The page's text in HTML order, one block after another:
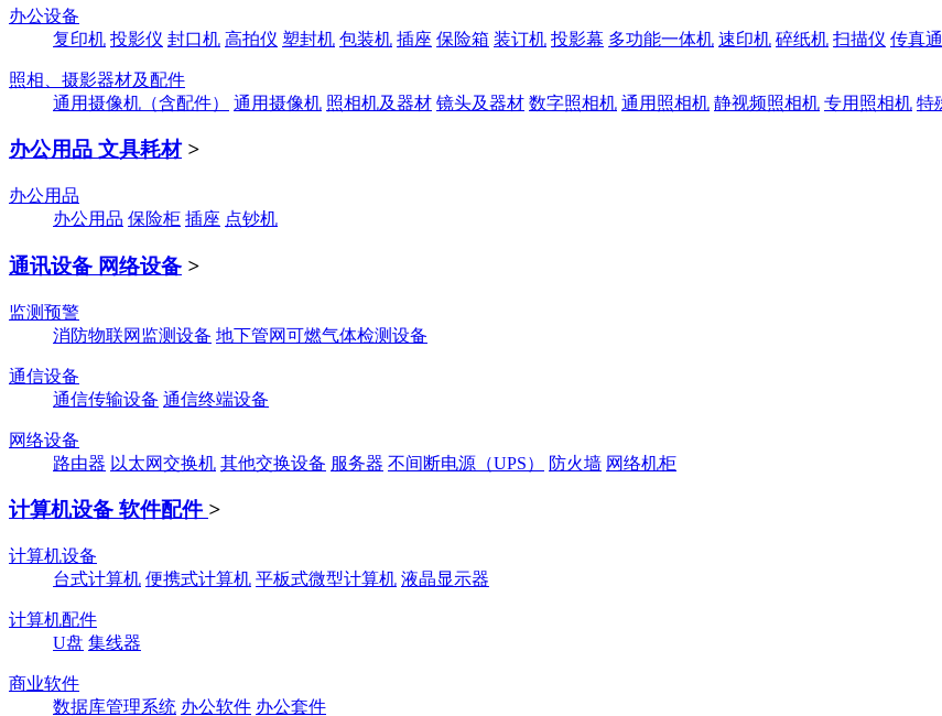
办公设备
复印机 投影仪 封口机 高拍仪 塑封机 包装机 插座 保险箱 装订机 投影幕 多功能一体机 速印机 碎纸机 扫描仪 传真
照相、摄影器材及配件
通用摄像机（含配件）
通用摄像机 照相机及器材 镜头及器材 数字照相机 通用照相机 静视频照相机 专用照相机 特
办公用品 文具耗材 >
办公用品
办公用品 保险柜 插座 点钞机
通讯设备 网络设备 >
监测预警
消防物联网监测设备 地下管网可燃气体检测设备
通信设备
通信传输设备 通信终端设备
网络设备
路由器 以太网交换机 其他交换设备 服务器 不间断电源（UPS） 防火墙 网络机柜
计算机设备 软件配件 >
计算机设备
台式计算机 便携式计算机 平板式微型计算机 液晶显示器
计算机配件
U盘 集线器
商业软件
数据库管理系统 办公软件 办公套件